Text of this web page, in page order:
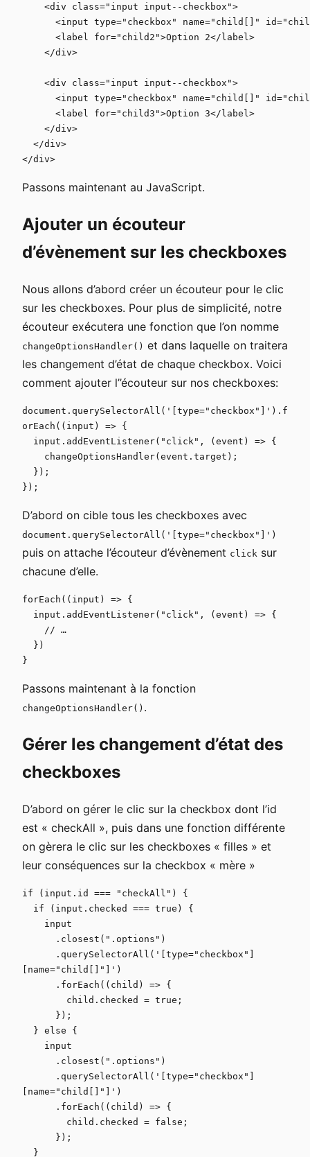
    <div class="input input--checkbox">
<input type="checkbox" name="child[]"
      <label for="child2">Option 2</label>
    </div>
    <div class="input input--checkbox">
<input type="checkbox" name="child[]"
      <label for="child3">Option 3</label>
    </div>
  </div>
Passons maintenant au JavaScript.
Ajouter un écouteur
d’évènement sur les checkboxes
Nous allons d’abord créer un écouteur pour le clic
sur les checkboxes. Pour plus de simplicité, notre
écouteur exécutera une fonction que l’on nomme
changeOptionsHandler() et dans laquelle on traitera
les changement d’état de chaque checkbox. Voici
comment ajouter l’’écouteur sur nos checkboxes:
document.querySelectorAll('[type="checkbox"]').f
orEach((input) => {
});
D’abord on cible tous les checkboxes avec
document.querySelectorAll('[type="checkbox"]')
puis on attache l’écouteur d’évènement click sur
chacune d’elle.
forEach((input) => {
}
Passons maintenant à la fonction
changeOptionsHandler() .
Gérer les changement d’état des
checkboxes
D’abord on gérer le clic sur la checkbox dont l’id
est « checkAll », puis dans une fonction différente
on gèrera le clic sur les checkboxes « filles » et
leur conséquences sur la checkbox « mère »
if (input.id === "checkAll") {
[name="child[]"]')
[name="child[]"]')
  }